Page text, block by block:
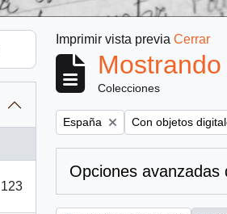
123
Imprimir vista previa Cerrar
Colecciones
Remove filter:
España Remove filter:
Con objetos
Opciones avanzadas